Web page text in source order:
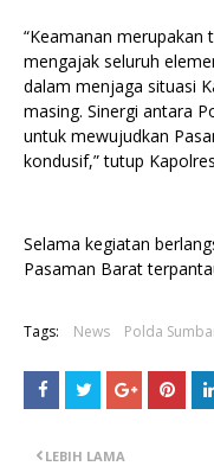
“Keamanan merupakan
mengajak seluruh
dalam menjaga situasi
masing. Sinergi antara
untuk mewujudkan
kondusif,” tutup
Selama kegiatan
Pasaman Barat
Tags: News Polda
LEBIH LAMA